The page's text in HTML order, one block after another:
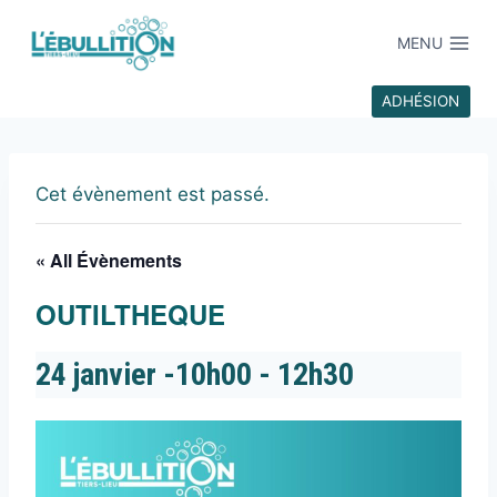
MENU
ADHÉSION
Cet évènement est passé.
« All Évènements
OUTILTHEQUE
24 janvier -10h00 - 12h30